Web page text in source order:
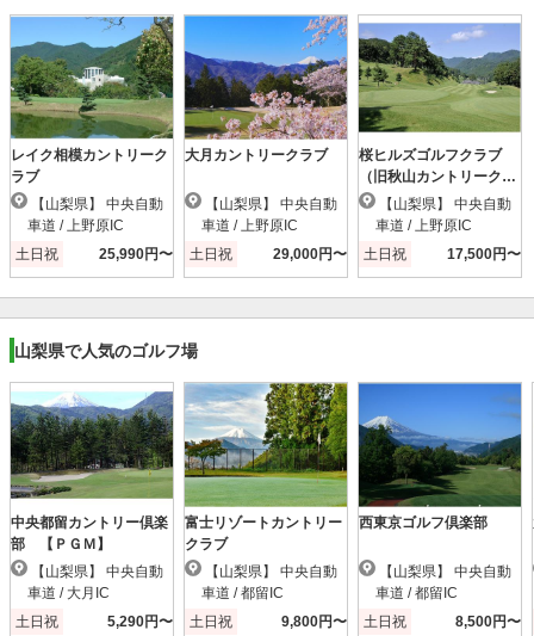
レイク相模カントリーク
ラブ
車道 / 上野原IC
土日祝
25,990円〜
大月カントリークラブ
車道 / 上野原IC
土日祝
29,000円〜
桜ヒルズゴルフクラブ
（旧秋山カントリークラ
ブ）
車道 / 上野原IC
土日祝
17,500円〜
山梨県で人気のゴルフ場
中央都留カントリー倶楽
部 【ＰＧＭ】
車道 / 大月IC
土日祝
5,290円〜
富士リゾートカントリー
クラブ
車道 / 都留IC
土日祝
9,800円〜
西東京ゴルフ倶楽部
車道 / 都留IC
土日祝
8,500円〜